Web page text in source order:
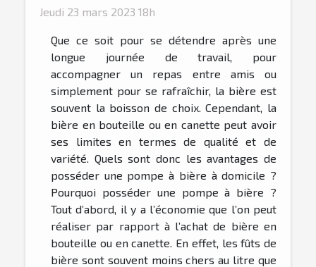
Jeudi 23 mars 2023 18h
Que ce soit pour se détendre après une
longue journée de travail, pour
accompagner un repas entre amis ou
simplement pour se rafraîchir, la bière est
souvent la boisson de choix. Cependant, la
bière en bouteille ou en canette peut avoir
ses limites en termes de qualité et de
variété. Quels sont donc les avantages de
posséder une pompe à bière à domicile ?
Pourquoi posséder une pompe à bière ?
Tout d’abord, il y a l’économie que l’on peut
réaliser par rapport à l’achat de bière en
bouteille ou en canette. En effet, les fûts de
bière sont souvent moins chers au litre que